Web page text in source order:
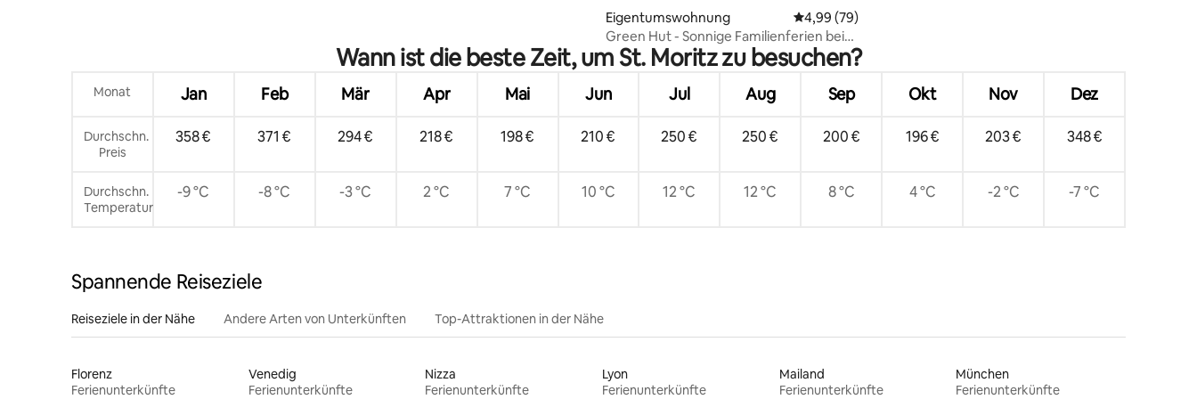
Eigentumswohnung Durchschnittliche Bewertung: 4,99 von 5, 79 Bewertungen
4,99 (79)
Green Hut - Sonnige Familienferien bei
St. Moritz
Wann ist die beste Zeit, um St. Moritz zu besuchen?
Monat Jan Feb Mär Apr Mai Jun Jul Aug Sep Okt Nov Dez
Durchschn.
Preis
358 € 371 € 294 € 218 € 198 € 210 € 250 € 250 € 200 € 196 € 203 € 348 €
Durchschn.
Temperatur
-9 °C -8 °C -3 °C 2 °C 7 °C 10 °C 12 °C 12 °C 8 °C 4 °C -2 °C -7 °C
Spannende Reiseziele
Reiseziele in der Nähe Andere Arten von Unterkünften Top-Attraktionen in der Nähe
Florenz
Ferienunterkünfte
Venedig
Ferienunterkünfte
Nizza
Ferienunterkünfte
Lyon
Ferienunterkünfte
Mailand
Ferienunterkünfte
München
Ferienunterkünfte